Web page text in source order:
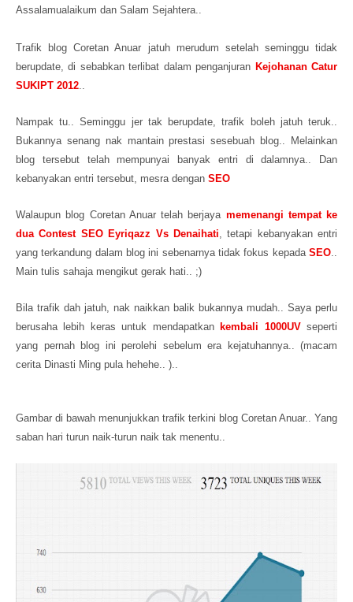
Assalamualaikum dan Salam Sejahtera..
Trafik blog Coretan Anuar jatuh merudum setelah seminggu tidak
berupdate, di sebabkan terlibat dalam penganjuran Kejohanan Catur
SUKIPT 2012..
Nampak tu.. Seminggu jer tak berupdate, trafik boleh jatuh teruk..
Bukannya senang nak mantain prestasi sesebuah blog.. Melainkan
blog tersebut telah mempunyai banyak entri di dalamnya.. Dan
kebanyakan entri tersebut, mesra dengan SEO
Walaupun blog Coretan Anuar telah berjaya memenangi tempat ke
dua Contest SEO Eyriqazz Vs Denaihati, tetapi kebanyakan entri
yangterkandung dalam blog ini sebenarnya tidak fokus kepadaSEO..
Main tulis sahaja mengikut gerak hati.. ;)
Bila trafik dah jatuh, nak naikkan balik bukannya mudah.. Saya perlu
berusaha lebih keras untuk mendapatkan kembali 1000UVseperti
yang pernah blog ini perolehi sebelum era kejatuhannya.. (macam
cerita Dinasti M ing pula hehehe.. )..
Gambar di bawah menunjukkan trafik terkini blog Coretan Anuar.. Yang
saban hari turun naik-turun naik tak menentu..